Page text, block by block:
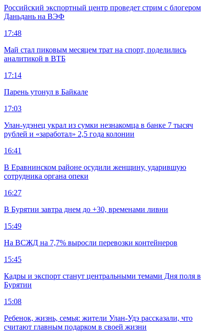
Российский экспортный центр проведет стрим с блогером
Даньдань на ВЭФ
17:48
Май стал пиковым месяцем трат на спорт, поделились
аналитикой в ВТБ
17:14
Парень утонул в Байкале
17:03
Улан-удэнец украл из сумки незнакомца в банке 7 тысяч
рублей и «заработал» 2,5 года колонии
16:41
В Еравнинском районе осудили женщину, ударившую
сотрудника органа опеки
16:27
В Бурятии завтра днем до +30, временами ливни
15:49
На ВСЖД на 7,7% выросли перевозки контейнеров
15:45
Кадры и экспорт станут центральными темами Дня поля в
Бурятии
15:08
Ребенок, жизнь, семья: жители Улан-Удэ рассказали, что
считают главным подарком в своей жизни